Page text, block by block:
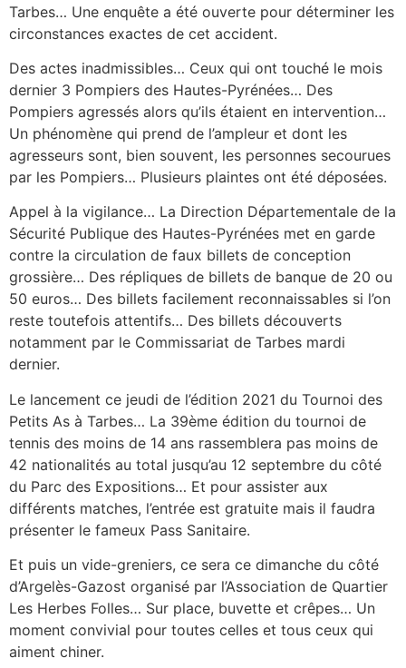
Tarbes… Une enquête a été ouverte pour déterminer les
circonstances exactes de cet accident.
Des actes inadmissibles… Ceux qui ont touché le mois
dernier 3 Pompiers des Hautes-Pyrénées… Des
Pompiers agressés alors qu’ils étaient en intervention…
Un phénomène qui prend de l’ampleur et dont les
agresseurs sont, bien souvent, les personnes secourues
par les Pompiers… Plusieurs plaintes ont été déposées.
Appel à la vigilance… La Direction Départementale de la
Sécurité Publique des Hautes-Pyrénées met en garde
contre la circulation de faux billets de conception
grossière… Des répliques de billets de banque de 20 ou
50 euros… Des billets facilement reconnaissables si l’on
reste toutefois attentifs… Des billets découverts
notamment par le Commissariat de Tarbes mardi
dernier.
Le lancement ce jeudi de l’édition 2021 du Tournoi des
Petits As à Tarbes… La 39ème édition du tournoi de
tennis des moins de 14 ans rassemblera pas moins de
42 nationalités au total jusqu’au 12 septembre du côté
du Parc des Expositions… Et pour assister aux
différents matches, l’entrée est gratuite mais il faudra
présenter le fameux Pass Sanitaire.
Et puis un vide-greniers, ce sera ce dimanche du côté
d’Argelès-Gazost organisé par l’Association de Quartier
Les Herbes Folles… Sur place, buvette et crêpes… Un
moment convivial pour toutes celles et tous ceux qui
aiment chiner.